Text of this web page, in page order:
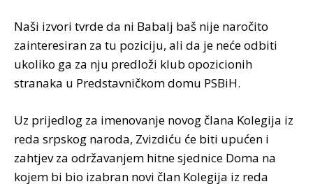
Naši izvori tvrde da ni Babalj baš nije naročito
zainteresiran za tu poziciju, ali da je neće odbiti
ukoliko ga za nju predloži klub opozicionih
stranaka u Predstavničkom domu PSBiH.
Uz prijedlog za imenovanje novog člana Kolegija iz
reda srpskog naroda, Zvizdiću će biti upućen i
zahtjev za održavanjem hitne sjednice Doma na
kojem bi bio izabran novi član Kolegija iz reda